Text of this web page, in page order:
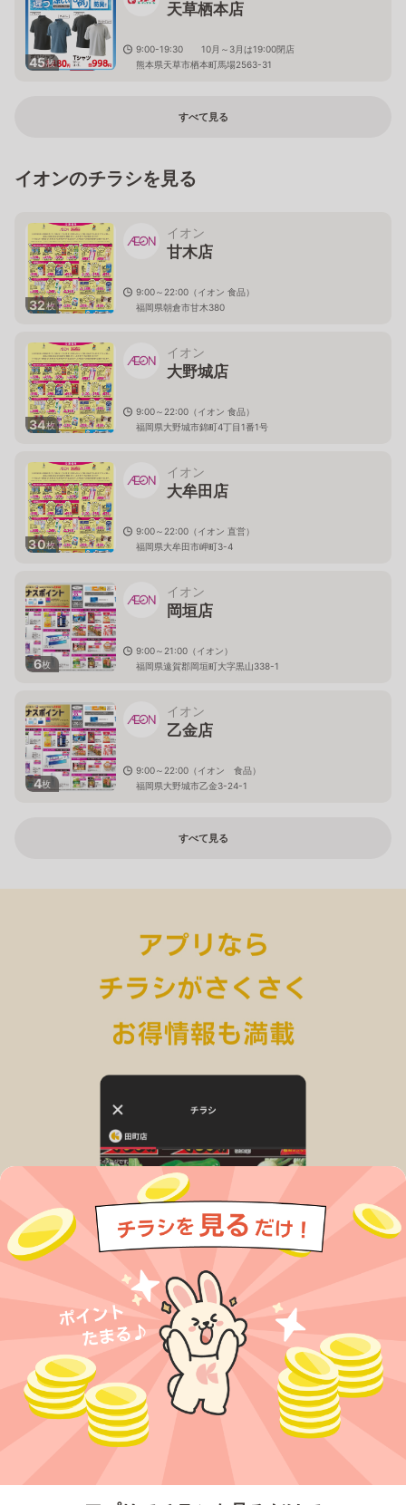
45枚
天草栖本店
9:00-19:30 10月～3月は19:00閉店
熊本県天草市栖本町馬場2563-31
すべて見る
イオンのチラシを見る
32枚
イオン
甘木店
9:00～22:00（イオン 食品）
福岡県朝倉市甘木380
34枚
イオン
大野城店
9:00～22:00（イオン 食品）
福岡県大野城市錦町4丁目1番1号
30枚
イオン
大牟田店
9:00～22:00（イオン 直営）
福岡県大牟田市岬町3-4
6枚
イオン
岡垣店
9:00～21:00（イオン）
福岡県遠賀郡岡垣町大字黒山338-1
4枚
イオン
乙金店
9:00～22:00（イオン 食品）
福岡県大野城市乙金3-24-1
すべて見る